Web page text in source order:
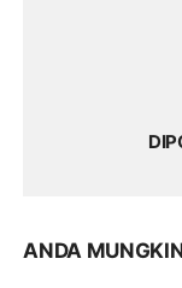
ANDA